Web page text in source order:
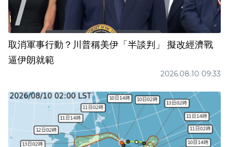
取消軍事行動？川普稱美伊「半談判」 擬改經濟戰
逼伊朗就範
2026.08.10 09:33